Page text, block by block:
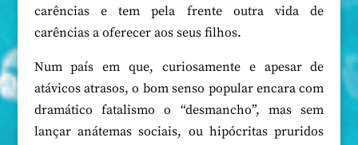
carências e tem pela frente outra vida de
carências a oferecer aos seus filhos.
Num país em que, curiosamente e apesar de
atávicos atrasos, o bom senso popular encara com
dramático fatalismo o “desmancho”, mas sem
lançar anátemas sociais, ou hipócritas pruridos